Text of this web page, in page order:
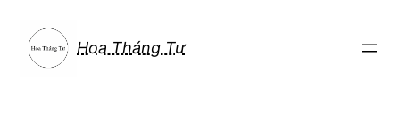
phần
Hoa Tháng Tư